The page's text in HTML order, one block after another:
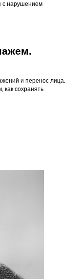
с нарушением
и перенос лица.
сохранять